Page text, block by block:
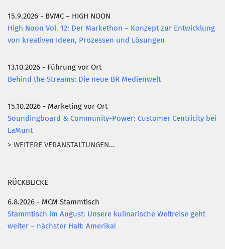
Mitglied werden
PODCAST
KONTAKT
15.9.2026 - BVMC – HIGH NOON
High Noon Vol. 12: Der Markethon – Konzept zur Entwicklung
von kreativen Ideen, Prozessen und Lösungen
13.10.2026 - Führung vor Ort
Behind the Streams: Die neue BR Medienwelt
15.10.2026 - Marketing vor Ort
Soundingboard & Community-Power: Customer Centricity bei
LaMunt
> WEITERE VERANSTALTUNGEN...
RÜCKBLICKE
6.8.2026 - MCM Stammtisch
Stammtisch im August: Unsere kulinarische Weltreise geht
weiter – nächster Halt: Amerika!